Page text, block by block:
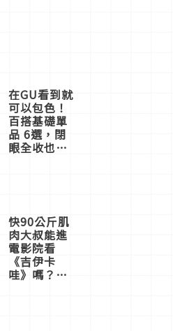
在GU看到就
可以包色！
百搭基礎單
品 6選，閉
眼全收也不
快90公斤肌
肉大叔能進
電影院看
《吉伊卡
哇》嗎？日